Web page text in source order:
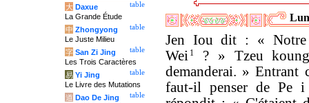
Jen Iou dit : « Notre
Wei 1
? » Tzeu
demanderai. »
faut-il penser de Pe
table
大 Daxue
La Grande Étude
table
中 Zhongyong
Le Juste Milieu
table
字 San Zi Jing
Les Trois Caractères
table
易 Yi Jing
Le Livre des Mutations
table
道 Dao De Jing